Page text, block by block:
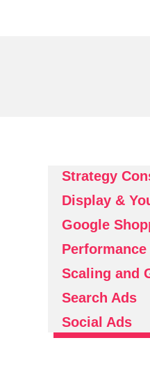
Strategy
Display &
Google
Performance
Scaling and
Search Ads
Social Ads